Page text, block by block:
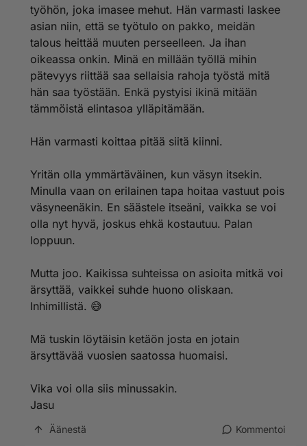
työhön, joka imasee mehut. Hän varmasti laskee
asian niin, että se työtulo on pakko, meidän
talous heittää muuten perseelleen. Ja ihan
oikeassa onkin. Minä en millään työllä mihin
pätevyys riittää saa sellaisia rahoja työstä mitä
hän saa työstään. Enkä pystyisi ikinä mitään
tämmöistä elintasoa ylläpitämään.
Hän varmasti koittaa pitää siitä kiinni.
Yritän olla ymmärtäväinen, kun väsyn itsekin.
Minulla vaan on erilainen tapa hoitaa vastuut pois
väsyneenäkin. En säästele itseäni, vaikka se voi
olla nyt hyvä, joskus ehkä kostautuu. Palan
loppuun.
Mutta joo. Kaikissa suhteissa on asioita mitkä voi
ärsyttää, vaikkei suhde huono oliskaan.
Inhimillistä. 😅
Mä tuskin löytäisin ketäön josta en jotain
ärsyttävää vuosien saatossa huomaisi.
Vika voi olla siis minussakin.
Jasu
Äänestä Kommentoi